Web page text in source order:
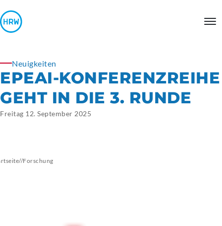
Neuigkeiten
EPEAI-KONFERENZREIHE
GEHT IN DIE 3. RUNDE
Freitag 12. September 2025
//Forschung